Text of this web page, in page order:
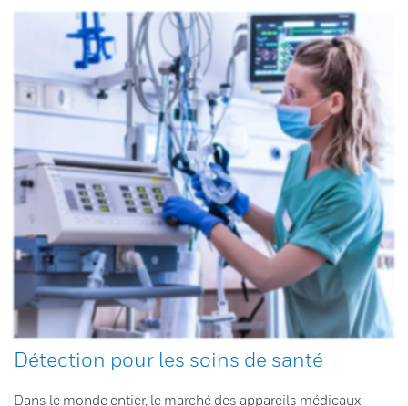
Détection pour les soins de santé
Dans le monde entier, le marché des appareils médicaux